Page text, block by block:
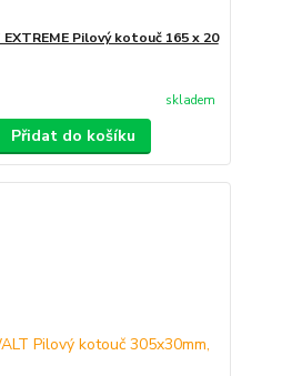
Pilový kotouč 165 x 20
skladem
Přidat do košíku